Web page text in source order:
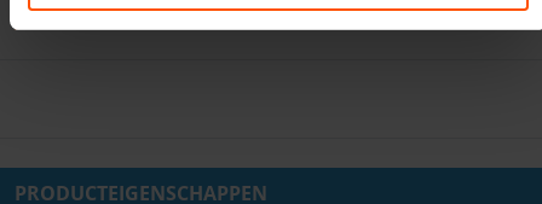
Een beoordeling toevoegen
PRODUCTEIGENSCHAPPEN